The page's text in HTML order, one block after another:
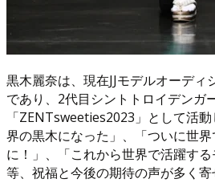
黒木麗奈は、現在JJモデルオーディ
であり、2代目シントトロイデンガ
「ZENTsweeties2023」として活
界の黒木になった」、「ついに世
に！」、「これから世界で活躍する
等、祝福と今後の期待の声が多く寄